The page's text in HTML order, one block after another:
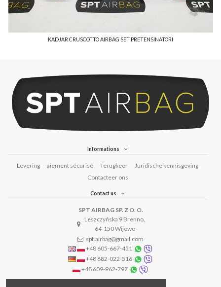
KADJAR CRUSCOTTO AIRBAG SET PRETENSINATORI
Informations
Levering aiement sécurisé Terugkeer
Juridische kennisgeving
Contacteer ons
Contact us
SPT AIRBAG SP. Z O. O.
Leszczyńska 9 Brenno,
64-150 Wijewo
spt.airbag@gmail.com
+48 605-667-451
+48 882-022-516
+48 609-962-797